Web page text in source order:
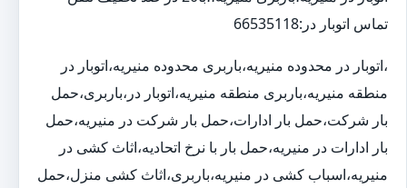
تماس اتوبار در:66535118
،اتوبار در محدوده منیریه،باربری محدوده منیریه،اتوبار در
منطقه منیریه،باربری منطقه منیریه،اتوبار در،باربری،حمل
بار شرکت،حمل بار ادارات،حمل بار شرکت در منیریه،حمل
بار ادارات در منیریه،حمل بار با نرخ اتحادیه،اثاث کشی در
منیریه،اسباب کشی در منیریه،باربری،اثاث کشی منزل،حمل